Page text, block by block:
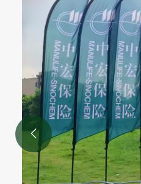
Event- und
Mehr sehen >>
